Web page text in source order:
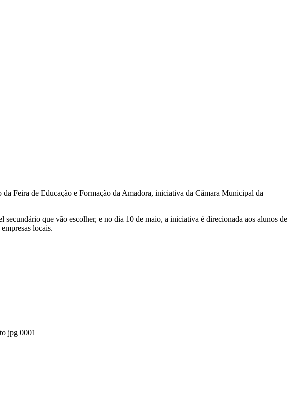
Feira de Educação e Formação da Amadora, iniciativa da Câmara Municipal da
que vão escolher, e no dia 10 de maio, a iniciativa é direcionada aos alunos de
locais.